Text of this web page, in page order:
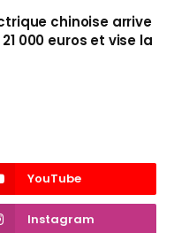
chinoise arrive
000 euros et vise la
YouTube
Instagram